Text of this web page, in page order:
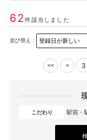
62件該当しました
並び替え：
<< < 3
こだわり 駅前・